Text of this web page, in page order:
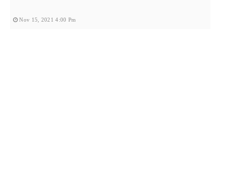
Nov 15, 2021 4:00 Pm